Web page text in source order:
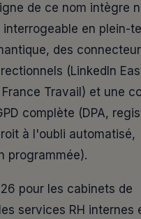
de ce nom intègre
en plein-
des
(LinkedIn
France Travail) et une
complète (DPA,
à l'oubli automatisé,
programmée).
pour les cabinets de
services RH internes